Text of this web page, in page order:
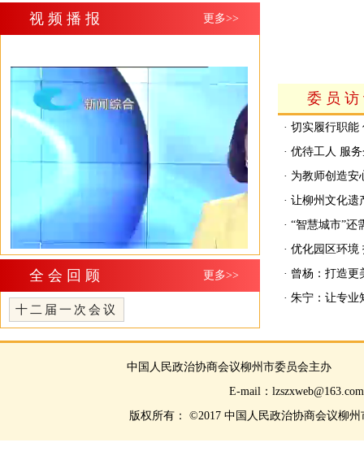
视频播报 更多>>
全会回顾 更多>>
十二届一次会议
委员
· 切实履行职能
· 优待工人 服
· 为教师创造安
· 让柳州文化遗
· “智慧城市”还
· 优化园区环境
· 曾杨：打造
· 朱宁：让专
中国人民政治协商会议柳州市委员会
E-mail：
版权所有： ©2017 中国人民政治协